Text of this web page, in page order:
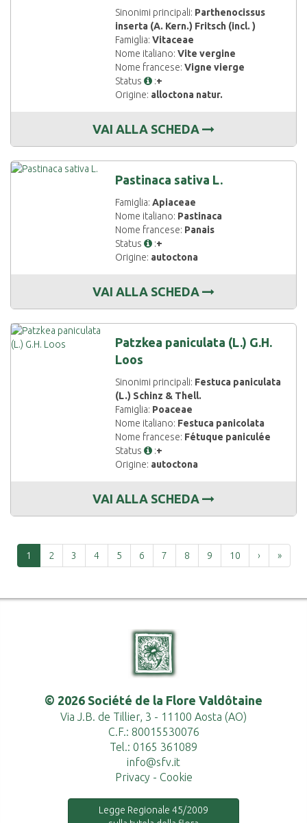
Sinonimi principali: Parthenocissus
inserta (A. Kern.) Fritsch (incl. )
Famiglia:Vitaceae
Nome italiano:Vite vergine
Nome francese:Vigne vierge
Status
:+
Origine: alloctona natur.
VAI ALLA SCHEDA
Pastinaca sativa L.
Famiglia:Apiaceae
Nome italiano: Pastinaca
Nome francese: Panais
Status
:+
Origine: autoctona
VAI ALLA SCHEDA
Patzkea paniculata (L.) G.H.
Loos
Sinonimi principali: Festuca paniculata
(L.) Schinz & Thell.
Famiglia: Poaceae
Nome italiano: Festuca panicolata
Nome francese: Fétuque paniculée
Status
:+
Origine: autoctona
VAI ALLA SCHEDA
1 2 3 4 5 6 7 8 9 10 Successiva
› Ultima
»
© 2026 Société de la Flore Valdôtaine
Via J.B. de Tillier, 3 - 11100 Aosta (AO)
C.F.: 80015530076
Tel.: 0165 361089
info@sfv.it
Privacy - Cookie
Legge Regionale 45/2009